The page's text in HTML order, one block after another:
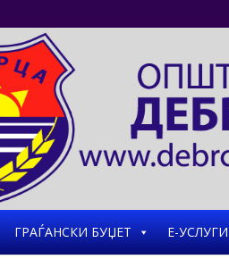
ГРАЃАНСКИ БУЏЕТ Е-УСЛУГИ